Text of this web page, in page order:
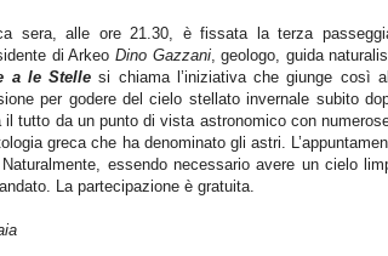
sera, alle ore 21.30, è fissata la terza
di Arkeo Dino Gazzani, geologo, guida
a le Stelle si chiama l’iniziativa che giunge così
per godere del cielo stellato invernale subito
il tutto da un punto di vista astronomico con
greca che ha denominato gli astri.
essendo necessario avere un cielo
La partecipazione è gratuita.